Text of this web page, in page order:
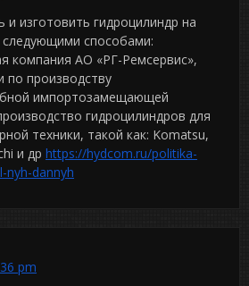
и изготовить гидроцилиндр на
способами:
компания АО «РГ-Ремсервис»,
по производству
импортозамещающей
гидроцилиндров для
техники, такой как: Komatsu,
и др https://hydcom.ru/politika-
nyh-dannyh
pm